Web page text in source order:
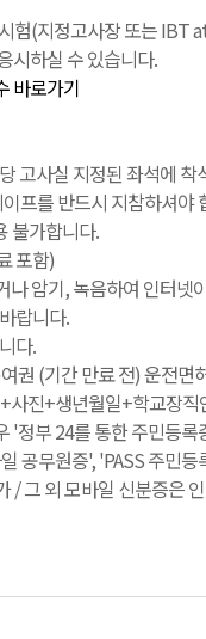
험(지정고사장 또는 IBT
시하실 수 있습니다.
바로가기
고사실 지정된 좌석에
프를 반드시 지참하셔야
불가합니다.
포함)
나 암기, 녹음하여 인터
랍니다.
다.
권 (기간 만료 전) 운전
진+생년월일+학교장
'정부 24를 통한 주민등록
공무원증', 'PASS 주민
/ 그 외 모바일 신분증은